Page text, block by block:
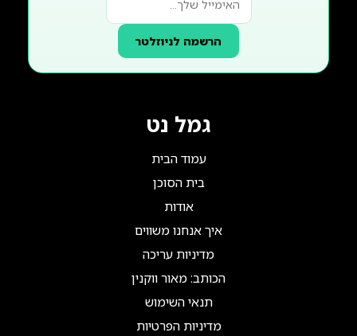
הרשמה לניוזלטר
גמל נט
עמוד הבית
בית הסוכן
אודות
איך אנחנו משווים
מדיניות עריכה
הכותב: מאור ווקנין
תנאי השימוש
מדיניות הפרטיות